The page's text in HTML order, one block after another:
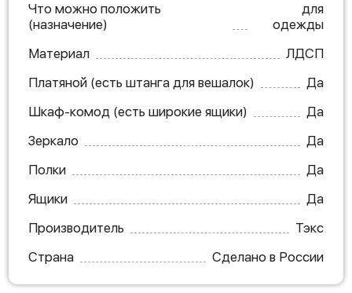
Что можно положить
(назначение)
для
одежды
Материал
ЛДСП
Платяной (есть штанга для вешалок)
Да
Шкаф-комод (есть широкие ящики)
Да
Зеркало
Да
Полки
Да
Ящики
Да
Производитель
Тэкс
Страна
Сделано в России